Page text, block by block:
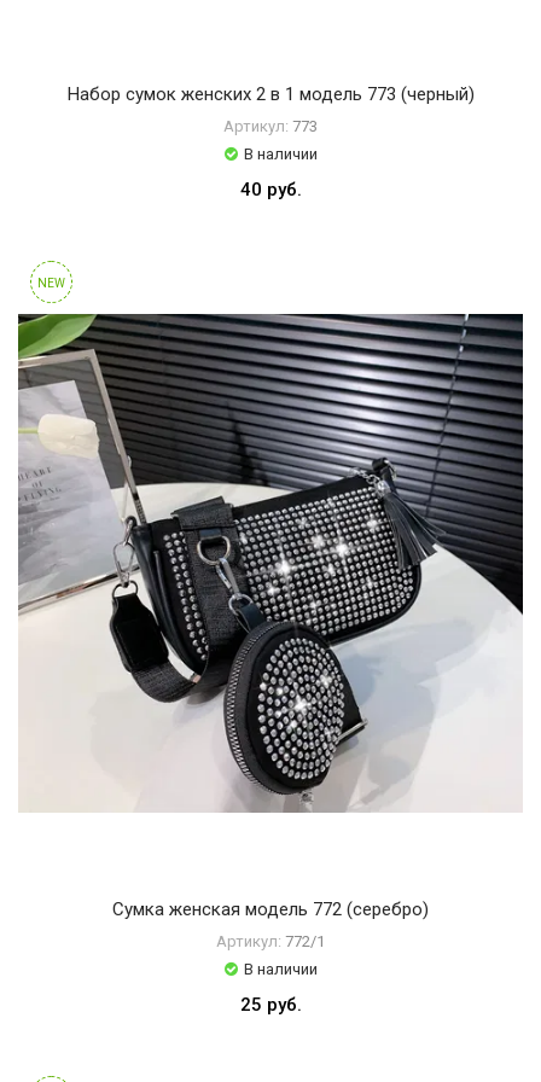
Набор сумок женских 2 в 1 модель 773 (черный)
Артикул: 773
В наличии
40 руб.
NEW
Сумка женская модель 772 (серебро)
Артикул: 772/1
В наличии
25 руб.